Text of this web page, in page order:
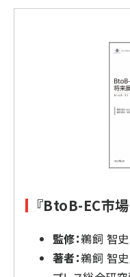
『BtoB-EC市
監修：鵜飼 智史
著者：鵜飼 智